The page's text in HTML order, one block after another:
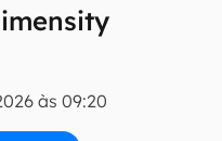
às 09:20
se